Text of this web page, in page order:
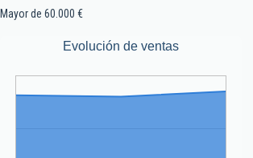
Mayor de 60.000 €
Evolución de ventas